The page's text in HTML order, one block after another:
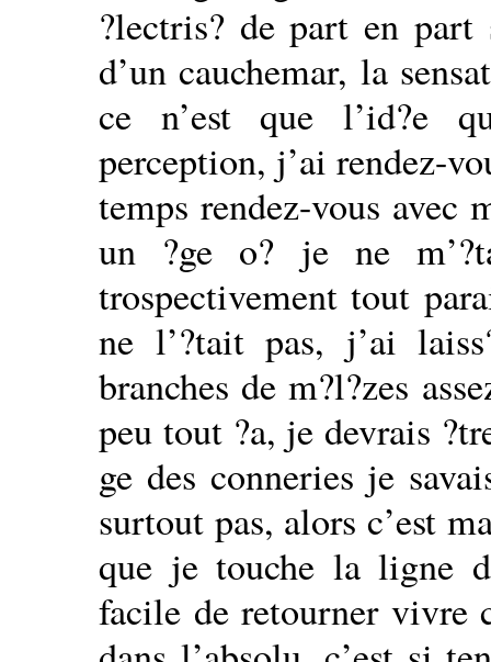
?lectris? de part en
d’un cauchemar, la
ce n’est que l’id?e
perception, j’ai rendez-
temps rendez-vous avec
un ?ge o? je ne
trospectivement tout
ne l’?tait pas, j’ai
branches de m?l?zes
peu tout ?a, je devrais
ge des conneries je
surtout pas, alors c’est
que je touche la ligne
facile de retourner vivre